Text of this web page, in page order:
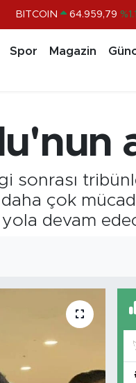
BITCOIN 64.959,79
BİST100 13.779 %-
Spor Magazin
sonrası
çok
devam